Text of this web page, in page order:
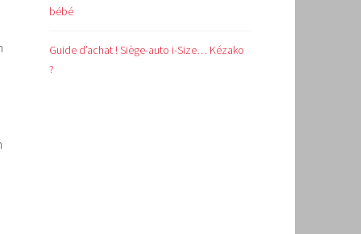
bébé
Guide d’achat ! Siège-auto i-Size… Kézako
?